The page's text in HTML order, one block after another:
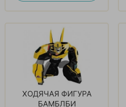
ХОДЯЧАЯ ФИГУРА
БАМБЛБИ